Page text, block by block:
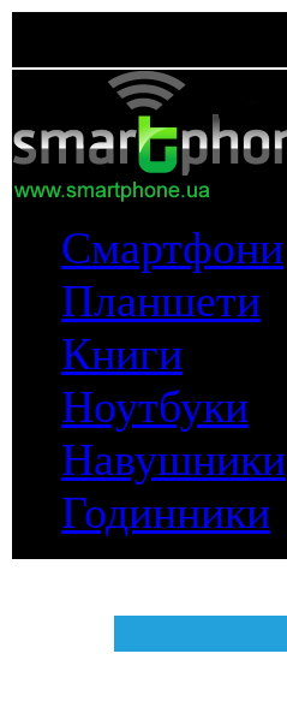
Смартфони
Планшети
Книги
Ноутбуки
Навушники
Годинники